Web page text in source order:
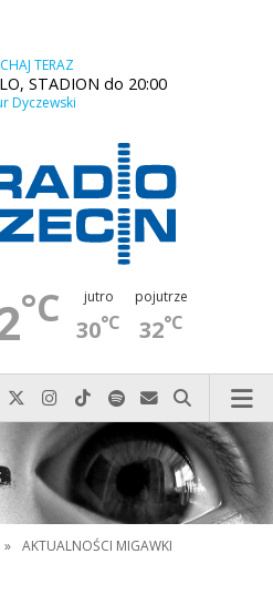
TERAZ
STADION do 20:00
Dyczewski
°C jutro
30°C
pojutrze
32°C
po prostu do nas zadzwoń
Odwiedź nas na Facebook-u
Odwiedź nas na X
Odwiedź nas na Instagram-ie
Odwiedź nas na TikTok-u
Szukaj nas na Spotify
Wyślij do nas
Szukaj
» AKTUALNOŚCI MIGAWKI